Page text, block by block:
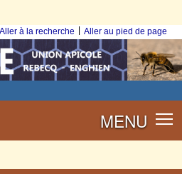
Aller à la recherche Aller au pied de page
MENU